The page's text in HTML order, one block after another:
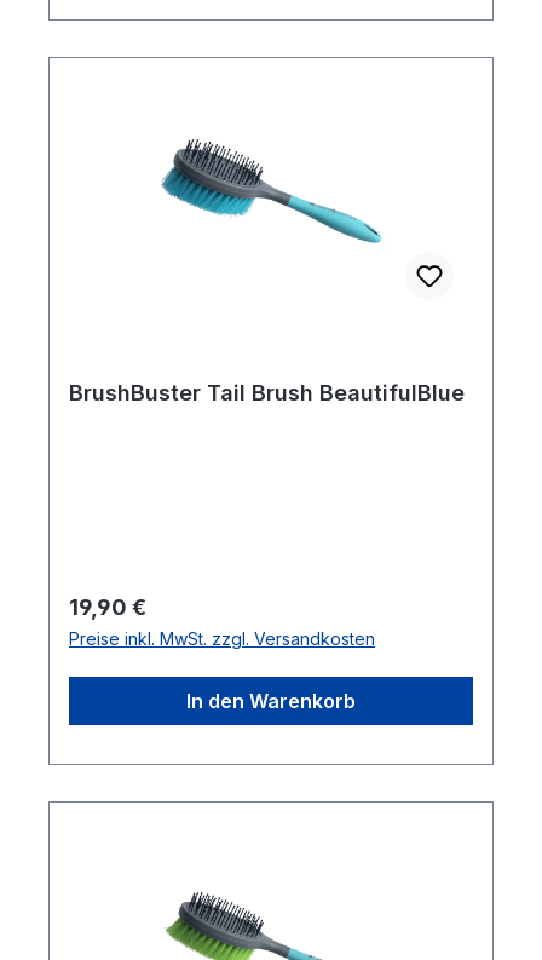
BrushBuster Tail Brush BeautifulBlue
Regulärer Preis:
19,90 €
Preise inkl. MwSt. zzgl. Versandkosten
In den Warenkorb